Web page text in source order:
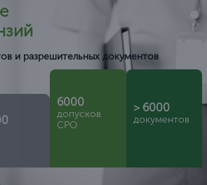
и разрешительных документов
6000
допусков
СРО
> 6000
документов